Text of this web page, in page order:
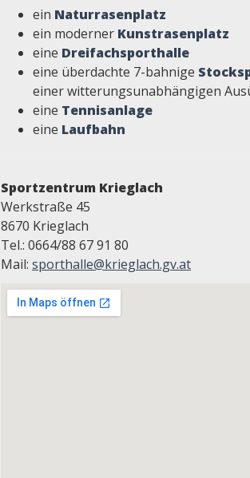
ein Naturrasenplatz
ein moderner Kunstrasenplatz
eine Dreifachsporthalle
eine überdachte 7-bahnige
einer witterungsunabhängigen
eine Tennisanlage
eine Laufbahn
Sportzentrum Krieglach
Werkstraße 45
8670 Krieglach
Tel.: 0664/88 67 91 80
Mail: sporthalle@krieglach.gv.at